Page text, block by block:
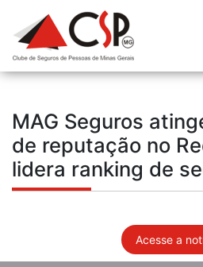
MAG Seguros
de reputação no
lidera ranking de
Acesse a